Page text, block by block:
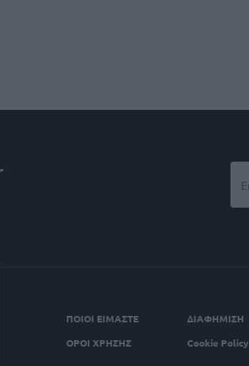
ΠΟΙΟΙ ΕΙΜΑΣΤΕ ΔΙΑΦΗΜΙΣΗ
ΟΡΟΙ ΧΡΗΣΗΣ
Cookie Policy